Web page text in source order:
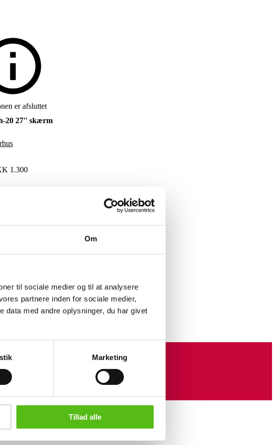
Om
til sociale medier og til at analysere
partnere inden for sociale medier,
data med andre oplysninger, du har givet
Marketing
Tillad alle
er afsluttet
20 27'' skærm
1.300
27'' skærm Alm. brugsspor,
på auktioner fra
og byd på alle